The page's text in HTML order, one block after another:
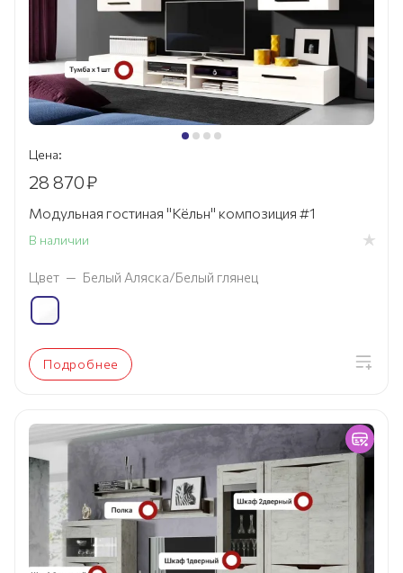
Цена:
28 870₽
Модульная гостиная "Кёльн" композиция #1
В наличии
Цвет — Белый Аляска/Белый глянец
Подробнее